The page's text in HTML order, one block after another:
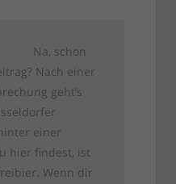
Na, schon
Nach einer
geht’s
einer
hier findest, ist
Wenn dir